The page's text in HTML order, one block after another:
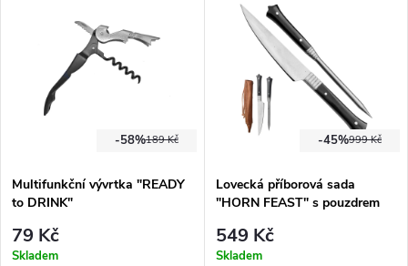
obsahuje 6 praktických
nástrojů.
189 Kč
-58%
Multifunkční vývrtka "READY
to DRINK"
79 Kč
Skladem
999 Kč
-45%
Lovecká příborová sada
"HORN FEAST" s pouzdrem
549 Kč
Skladem